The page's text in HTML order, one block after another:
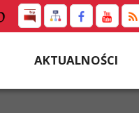
AKTUALNOŚCI